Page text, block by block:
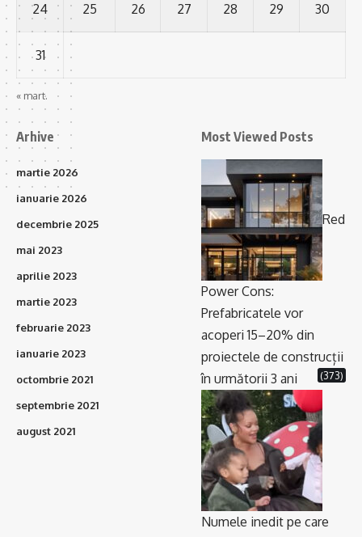
24 25 26 27 28 29 30
31
« mart.
Arhive
martie 2026
ianuarie 2026
decembrie 2025
mai 2023
aprilie 2023
martie 2023
februarie 2023
ianuarie 2023
octombrie 2021
septembrie 2021
august 2021
Most Viewed Posts
Red
Power Cons:
Prefabricatele vor
acoperi 15–20% din
proiectele de construcții
în următorii 3 ani
(373)
Numele inedit pe care